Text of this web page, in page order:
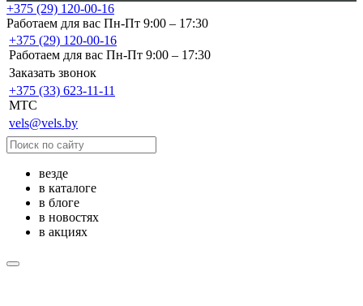
+375 (29) 120-00-16
Работаем для вас Пн-Пт 9:00 – 17:30
+375 (29) 120-00-16
Работаем для вас Пн-Пт 9:00 – 17:30
Заказать звонок
+375 (33) 623-11-11
MTC
vels@vels.by
везде
в каталоге
в блоге
в новостях
в акциях